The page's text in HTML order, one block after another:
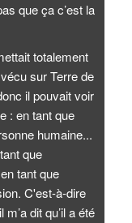
que ça c’est la
totalement
sur Terre de
il pouvait voir
: en tant que
humaine...
que
tant que
C'est-à-dire
dit qu’il a été